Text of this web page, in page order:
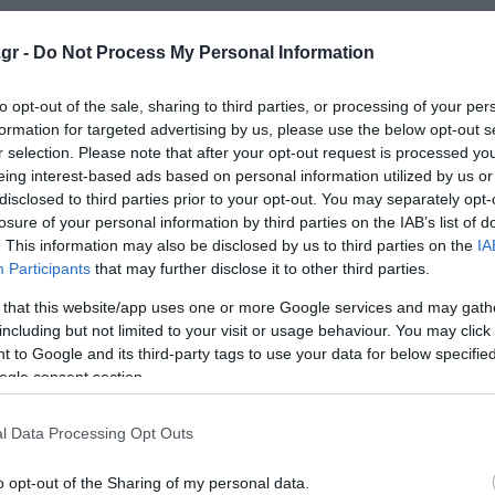
- Do Not Process My Personal Information
opt-out of the sale, sharing to third parties, or processing of your
for targeted advertising by us, please use the below opt-out
selection. Please note that after your opt-out request is processed
interest-based ads based on personal information utilized by us
to third parties prior to your opt-out. You may separately
of your personal information by third parties on the IAB’s list of
This information may also be disclosed by us to third parties on the
Participants that may further disclose it to other third parties.
that this website/app uses one or more Google services and may
but not limited to your visit or usage behaviour. You may
to Google and its third-party tags to use your data for below
consent section.
Data Processing Opt Outs
opt-out of the Sharing of my personal data.
να πατήσει στα πεπραγμένα του... πολυχρονεμένου
να αποδεχθείς απατεώνες που υπόσχονταν σκίσιμο
επώδυνο μνημόνιο ως... επιτυχία, να τρώνε
πάλι με άλλο... τσίρκο, υποσχόμενοι να μας
την πραγματικότητα. Ίσως η λέξη αναισθησία να
μέτωπο", διότι η μνήμη του ελληνικού λαού δεν
Ξέρουμε ότι αρκετοί πάσχουν από "πολιτική άνοια"
του 2015, αποτελεί σημείο καμπής για την
αυτών των προσώπων στο προσκήνιο δεν αποτελεί
την ΕΛ.Α.Σ., θα αντικρίσει ένα θλιβερό